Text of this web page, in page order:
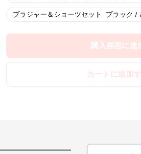
ブラジャー＆ショーツセット ブラック /
購入画面に進
カートに追加